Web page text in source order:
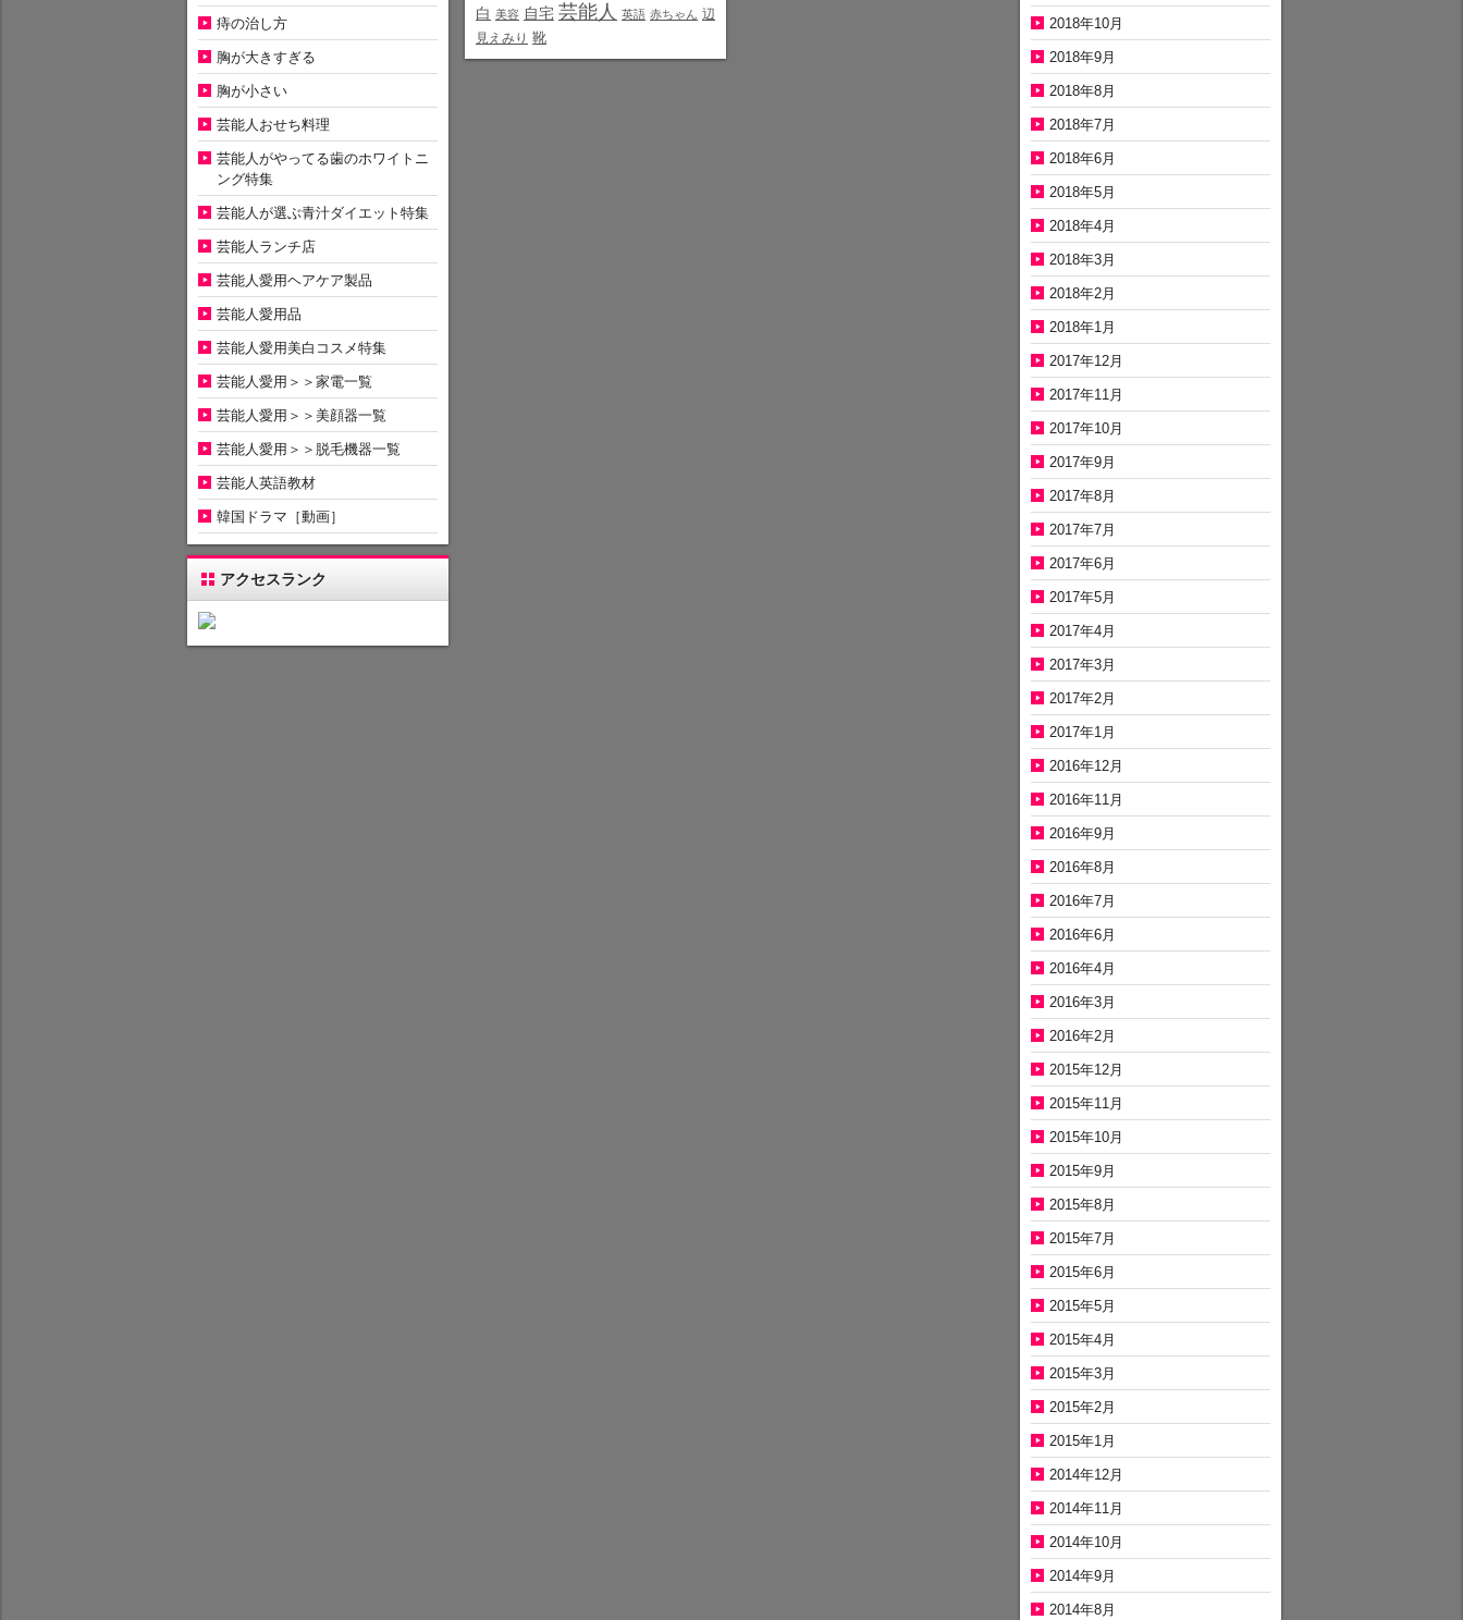
痔の治し方
胸が大きすぎる
胸が小さい
芸能人おせち料理
芸能人がやってる歯のホワイトニ
ング特集
芸能人が選ぶ青汁ダイエット特集
芸能人ランチ店
芸能人愛用ヘアケア製品
芸能人愛用品
芸能人愛用美白コスメ特集
芸能人愛用＞＞家電一覧
芸能人愛用＞＞美顔器一覧
芸能人愛用＞＞脱毛機器一覧
芸能人英語教材
韓国ドラマ［動画］
アクセスランク
白 美容 自宅 芸能人 英語 赤ちゃん 辺
見えみり 靴
2018年10月
2018年9月
2018年8月
2018年7月
2018年6月
2018年5月
2018年4月
2018年3月
2018年2月
2018年1月
2017年12月
2017年11月
2017年10月
2017年9月
2017年8月
2017年7月
2017年6月
2017年5月
2017年4月
2017年3月
2017年2月
2017年1月
2016年12月
2016年11月
2016年9月
2016年8月
2016年7月
2016年6月
2016年4月
2016年3月
2016年2月
2015年12月
2015年11月
2015年10月
2015年9月
2015年8月
2015年7月
2015年6月
2015年5月
2015年4月
2015年3月
2015年2月
2015年1月
2014年12月
2014年11月
2014年10月
2014年9月
2014年8月